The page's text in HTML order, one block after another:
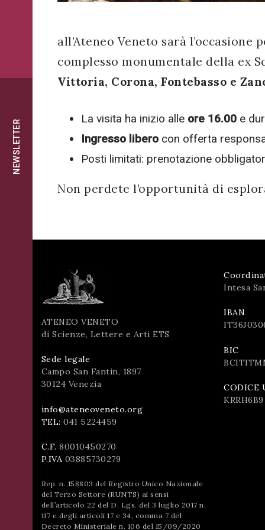
NEWSLETTER
all’Ateneo Veneto sarà
complesso monumentale della ex
Vittoria, Corona, Fontebasso e
La visita ha inizio alle ore 16.00 e
Ingresso libero con offerta
Posti limitati: prenotazione
Non perdete l’opportunità di
successo!
ATENEO VENETO
di Scienze, Lettere e Arti ETS
Sede legale
Campo San Fantin, 1897
30124 Venezia
info@ateneoveneto.org
TEL: 041 5224459
C.F. 80010450270
P.IVA 03885730279
Rep. n. 158803 del Registro Unico Nazionale
del Terzo Settore (RUNTS) ai sensi
dell’articolo 22 del D. Lgs. del 3 luglio 2017 n.
117 e degli articoli 17 e 34, comma 7 del
Decreto Ministeriale n. 106 del 15/09/2020
Intesa
IBAN
BIC
CODICE
KRRH6B9